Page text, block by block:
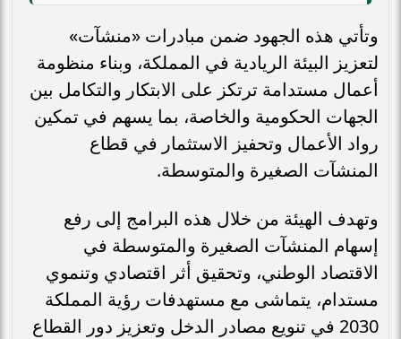
وتأتي هذه الجهود ضمن مبادرات «منشآت»
لتعزيز البيئة الريادية في المملكة، وبناء منظومة
أعمال مستدامة ترتكز على الابتكار والتكامل بين
الجهات الحكومية والخاصة، بما يسهم في تمكين
رواد الأعمال وتحفيز الاستثمار في قطاع
المنشآت الصغيرة والمتوسطة.
وتهدف الهيئة من خلال هذه البرامج إلى رفع
إسهام المنشآت الصغيرة والمتوسطة في
الاقتصاد الوطني، وتحقيق أثر اقتصادي وتنموي
مستدام، يتماشى مع مستهدفات رؤية المملكة
2030 في تنويع مصادر الدخل وتعزيز دور القطاع